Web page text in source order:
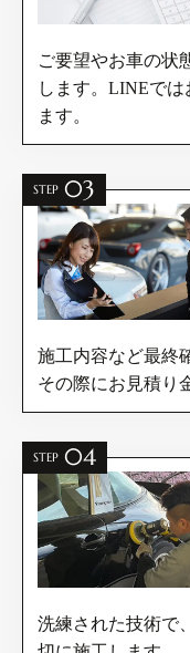
ご要望やお車の状
します。LINEで
ます。
STEP 03
施工内容など最終
その際にお見積り
STEP 04
洗練された技術で